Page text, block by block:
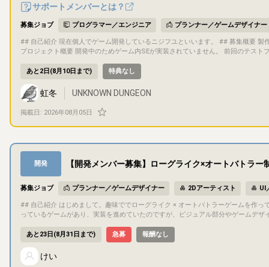
しれないので、雑談ベースでも遠慮なくどうぞ。 最後まで読んでくれてありがと
サポートメンバーとは？
募集ジョブ プログラマー／エンジニア プランナー／ゲームデザイナー
## 自己紹介 現在個人でゲーム開発しているニジフユといいます。 ## 募集概要 製作中のゲームをゲームクリアまでプレイしてくださる方を募集しています。 ##
プロジェクト概要 開発中のためゲーム内SEが実装されていません。 前回のテストプレイからの変更点は以下の通りです。 ・BGMを追加しました。 ・ゲームのク
ごとのマップを固定化しました。 ・クリア評価を追加しました ・プレイヤーの初期体力と所持アイテムの所持数を変更しました。 ・近接攻撃の攻撃範囲を広くし
ました。 ・ライトの効果を明るくしました。 ・ライトの制限時間を短くしまし
た。 ・プレイヤーの移動速度を遅くしました。 ・マップの大きさを狭くしました。 ・敵や宝箱の配置を大きく変更しました。 ・隠しギミックを追加しました。 ・
敵のダメージ量と移動速度を変更しました。 ・ボスエネミーのダメージを変更しました ## 目的・目標 最終目標 steamでの販売。 今回のテストプレイ目
難易度調整。 ## ゲーム内容 攻略情報のないダンジョンを木の棒と魔法弾を駆使して攻略しましょう。 初期アイテムは回復アイテム3つだけですが、襲ってくる敵
を慎重に倒し先を目指しましょう。 ## サポート要望 グ―グルフォームに以下のことを入力していただきます。 ・クリアタイム ・クリア時の体力 ・挑戦回数 ## コ
ミュニケーション方法 こちらのサイトのチャット欄を活用させていただきます
あと2日(8月10日まで) 特典なし
虹冬 UNKNOWN DUNGEON
掲載日: 2026年08月05日
開発 【開発メンバー募集】ローグライク×オートバトラ
募集ジョブ プランナー／ゲームデザイナー 2Dアーティスト UI
## 自己紹介 はじめまして。趣味ででローグライク × オートバトラーゲームを作っている「けい」です。 普段はゲーム会社でエンジニアをやっています。 趣味で作
っているゲームがあり、実装を進めていたのですが、ビジュアル部分やゲームデ
ot (mono) / C# プラットフォーム：PC / Mobile 添付した画像の中に「バトル中
業 行っていただきたい作業は下記のような作業になります。 ・2Dアーティスト作業全般 ・ゲームデザイナー業務（ゲームの企画、基本仕様、システム仕様の決定
） すべてを一人で担っていただく前提ではありません。 下記のうち、興味のある部分がありましたらCAMPのメッセージ機能から是非ご応募ください。 ※ローグラ
あと23日(8月31日まで) 急募 報酬なし
けい